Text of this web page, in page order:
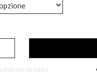
lista dei desideri